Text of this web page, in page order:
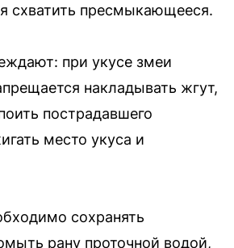
схватить пресмыкающееся.
при укусе змеи
накладывать жгут,
пострадавшего
место укуса и
сохранять
рану проточной водой,